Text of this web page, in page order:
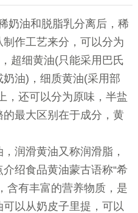
奶油和脱脂乳分离后，稀
作工艺来分，可以分为
超细黄油(只能采用巴氏
油)，细质黄油(采用部
，还可以分为原味，半盐
最大区别在于成分，黄
润滑黄油又称润滑脂，
绍食品黄油蒙古语称“希
含有丰富的营养物质，是
以从奶皮子里提，可以